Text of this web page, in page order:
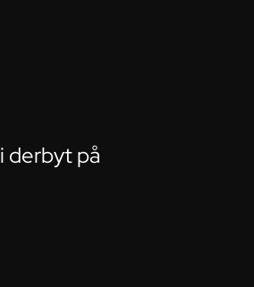
derbyt på